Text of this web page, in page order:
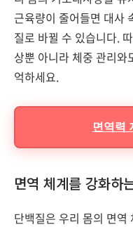
근육량이 줄어들면 대사
질로 바뀔 수 있습니다.
상뿐 아니라 체중 관리와
억하세요.
면역력
면역 체계를 강화하
단백질은 우리 몸의 면